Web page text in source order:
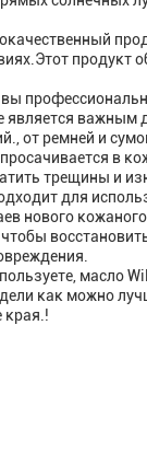
вы
является
от ремней и
в
трещины и
для
нового
масло
как можно
края.!